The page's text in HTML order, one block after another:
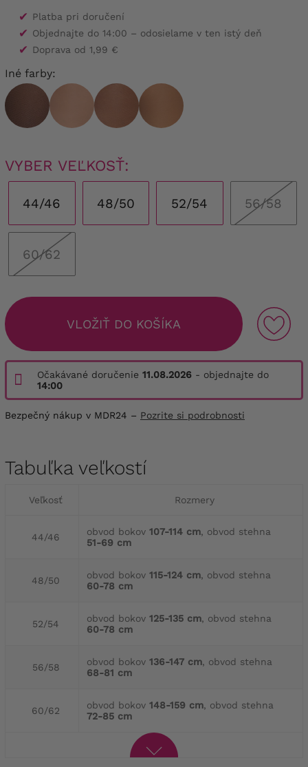
✔ Platba pri doručení
✔ Objednajte do 14:00 – odosielame v ten istý deň
✔ Doprava od 1,99 €
Iné farby:
VYBER VEĽKOSŤ:
44/46 48/50 52/54 56/58
60/62
VLOŽIŤ DO KOŠÍKA
Očakávané doručenie 11.08.2026 - objednajte do
14:00
Bezpečný nákup v MDR24 – Pozrite si podrobnosti
Tabuľka veľkostí
Veľkosť Rozmery
44/46 obvod bokov 107-114 cm, obvod stehna
51-69 cm
48/50 obvod bokov 115-124 cm, obvod stehna
60-78 cm
52/54 obvod bokov 125-135 cm, obvod stehna
60-78 cm
56/58 obvod bokov 136-147 cm, obvod stehna
68-81 cm
60/62 obvod bokov 148-159 cm, obvod stehna
72-85 cm